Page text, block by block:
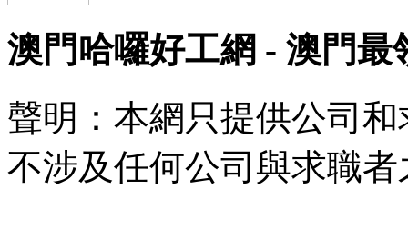
澳門哈囉好工網 - 澳門最
聲明：本網只提供公司
不涉及任何公司與求職